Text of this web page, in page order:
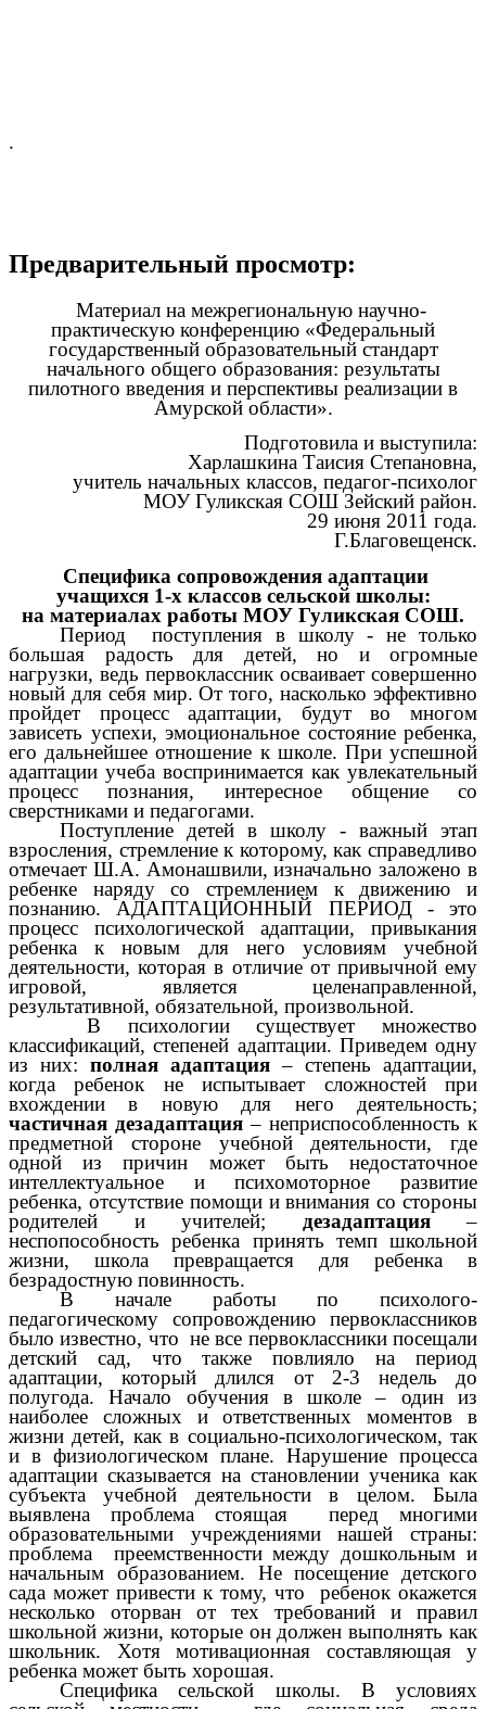
.
Предварительный просмотр:
Материал на межрегиональную научно-
практическую конференцию «Федеральный
государственный образовательный стандарт
начального общего образования: результаты
пилотного введения и перспективы реализации в
Амурской области».
Подготовила и выступила:
Харлашкина Таисия Степановна,
учитель начальных классов, педагог-психолог
МОУ Гуликская СОШ Зейский район.
29 июня 2011 года.
Г.Благовещенск.
Специфика сопровождения адаптации
учащихся 1-х классов сельской школы:
на материалах работы МОУ Гуликская СОШ.
Период поступления в школу - не только
большая радость для детей, но и огромные
нагрузки, ведь первоклассник осваивает совершенно
новый для себя мир. От того, насколько эффективно
пройдет процесс адаптации, будут во многом
зависеть успехи, эмоциональное состояние ребенка,
его дальнейшее отношение к школе. При успешной
адаптации учеба воспринимается как увлекательный
процесс познания, интересное общение со
сверстниками и педагогами.
Поступление детей в школу - важный этап
взросления, стремление к которому, как справедливо
отмечает Ш.А. Амонашвили, изначально заложено в
ребенке наряду со стремлением к движению и
познанию. АДАПТАЦИОННЫЙ ПЕРИОД - это
процесс психологической адаптации, привыкания
ребенка к новым для
него условиям учебной
деятельности, которая в отличие от привычной ему
игровой, является целенаправленной,
результативной, обязательной, произвольной.
В психологии существует множество
классификаций, степеней адаптации. Приведем одну
из них: полная адаптация – степень адаптации,
когда ребенок не испытывает сложностей при
вхождении в новую для него деятельность;
частичная дезадаптация – неприспособленность к
предметной стороне учебной деятельности, где
одной из причин может быть недостаточное
интеллектуальное и психомоторное развитие
ребенка, отсутствие помощи и внимания со стороны
родителей и учителей; дезадаптация–
неспопособность ребенка принять темп школьной
жизни, школа превращается для ребенка в
безрадостную повинность.
В начале работы по психолого-
педагогическому сопровождению первоклассников
было известно, что не все первоклассники посещали
детский сад, что также повлияло на период
адаптации, который длился от 2-3 недель до
полугода. Начало обучения в школе – один из
наиболее сложных и ответственных моментов в
жизни детей, как в социально-психологическом, так
и в физиологическом плане. Нарушение процесса
адаптации сказывается на становлении ученика как
субъекта учебной деятельности в целом. Была
выявлена проблема стоящая перед многими
образовательными учреждениями нашей страны:
проблема преемственности между дошкольным и
начальным образованием. Не посещение детского
сада может привести к тому, что ребенок окажется
несколько оторван от тех требований и правил
школьной жизни, которые он должен выполнять как
школьник. Хотя мотивационная составляющая у
ребенка может быть хорошая.
Специфика сельской школы. В условиях